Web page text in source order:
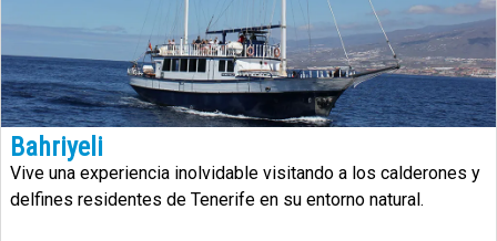
Bahriyeli
Vive una experiencia inolvidable visitando a los calderones y
delfines residentes de Tenerife en su entorno natural.